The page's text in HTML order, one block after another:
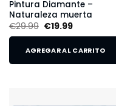
Pintura Diamante –
Naturaleza muerta
€29.99 €19.99
AGREGAR AL CARRITO